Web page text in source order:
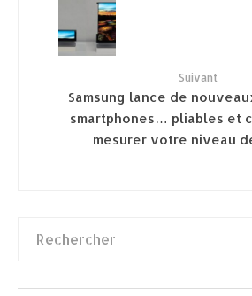
Suivant
Samsung lance de
smartphones… pliables et
mesurer votre niveau